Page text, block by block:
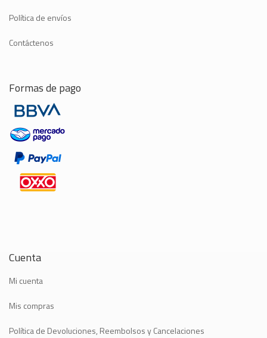
Política de envíos
Contáctenos
Formas de pago
Cuenta
Mi cuenta
Mis compras
Política de Devoluciones, Reembolsos y Cancelaciones